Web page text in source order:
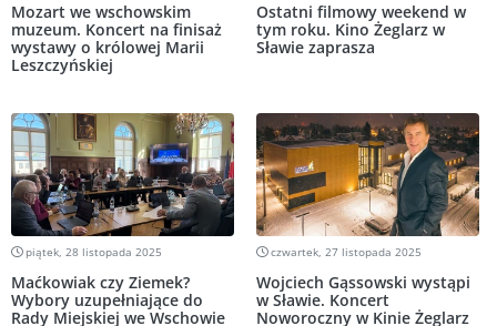
Mozart we wschowskim
muzeum. Koncert na finisaż
wystawy o królowej Marii
Leszczyńskiej
Ostatni filmowy weekend w
tym roku. Kino Żeglarz w
Sławie zaprasza
piątek, 28 listopada 2025
Maćkowiak czy Ziemek?
Wybory uzupełniające do
Rady Miejskiej we Wschowie
czwartek, 27 listopada 2025
Wojciech Gąssowski wystąpi
w Sławie. Koncert
Noworoczny w Kinie Żeglarz